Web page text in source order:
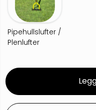
Pipehullslufter /
Plenlufter